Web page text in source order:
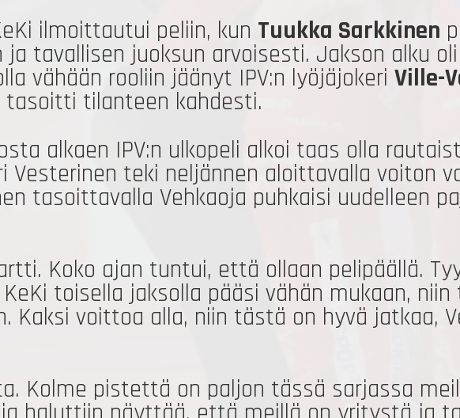
ilmoittautui peliin, kun Tuukka Sarkkinen
ja tavallisen juoksun arvoisesti. Jakson alku
vähään rooliin jäänyt IPV:n lyöjäjokeri Ville-
tasoitti tilanteen kahdesti.
alkaen IPV:n ulkopeli alkoi taas olla
Vesterinen teki neljännen aloittavalla voiton
tasoittavalla Vehkaoja puhkaisi uudelleen
Koko ajan tuntui, että ollaan pelipäällä.
toisella jaksolla pääsi vähän mukaan,
Kaksi voittoa alla, niin tästä on hyvä jatkaa,
Kolme pistettä on paljon tässä sarjassa